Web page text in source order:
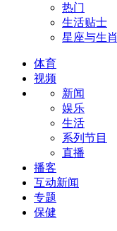
热门
生活贴士
星座与生肖
体育
视频
新闻
娱乐
生活
系列节目
直播
播客
互动新闻
专题
保健